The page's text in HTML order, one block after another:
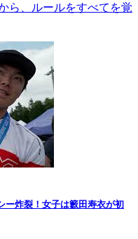
ら、ルールをすべてを覚
ー炸裂！女子は籔田寿衣が初